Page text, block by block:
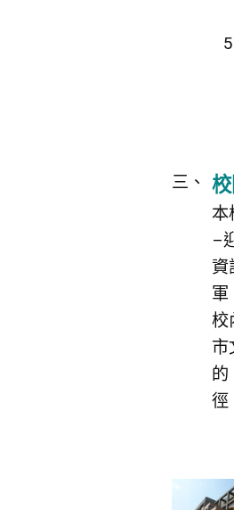
本
–
資
軍
校
市
的
徑